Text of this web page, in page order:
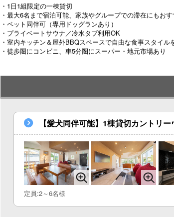
・1日1組限定の一棟貸切
・最大6名まで宿泊可能、家族やグループでの滞在にもおす
・ペット同伴可（専用ドッグランあり）
・プライベートサウナ／冷水タブ利用OK
・室内キッチン＆屋外BBQスペースで自由な食事スタイル
・徒歩圏にコンビニ、車5分圏にスーパー・地元市場あり
【愛犬同伴可能】1棟貸切カントリー
定員:2～6名様